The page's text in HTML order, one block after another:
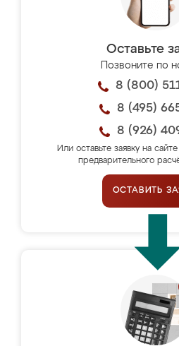
Оставьте
Позвоните по
8 (800)
8 (495)
8 (926)
Или оставьте заявку на
предварительного
ОСТАВИТЬ